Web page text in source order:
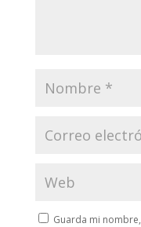
Guarda mi